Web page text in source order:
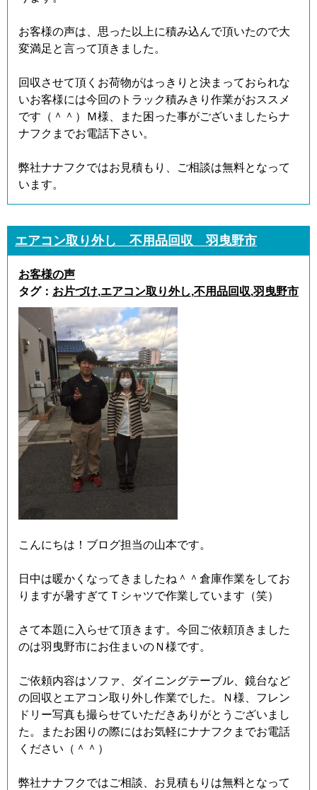
お客様の声は、思った以上に積み込んで頂いたので大
変満足と言って頂きました。
回収させて頂くお荷物がはっきりと決まっておられな
いお客様には今回のトラック積みきり作業がおススメ
です（＾＾）Ｍ様、また困った事がございましたらナ
ナフクまでお電話下さい。
弊社ナナフクではお見積もり、ご相談は無料となって
います。
エアコン取り外し 不用品回収 羽曳野市
お客様の声
タグ： お片づけ,エアコン取り外し,不用品回収,羽曳野市
こんにちは！ブログ担当の山本です。
日中は暖かくなってきましたね＾＾倉庫作業をしてお
りますが暑すぎてＴシャツで作業しています（笑）
さて本題に入らせて頂きます。今回ご依頼頂きました
のは羽曳野市にお住まいのＮ様です。
ご依頼内容はソファ、ダイニングテーブル、鏡台など
の回収とエアコン取り外し作業でした。Ｎ様、フレン
ドリー写真も撮らせていただきありがとうございまし
た。またお困りの際にはお気軽にナナフクまでお電話
ください（＾＾）
弊社ナナフクではご相談、お見積もりは無料となって